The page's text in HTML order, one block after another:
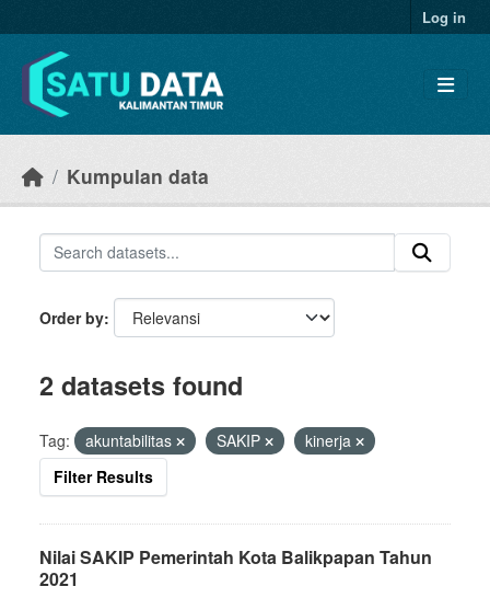
Log in
Kumpulan data
Order by
2 datasets found
Tag: akuntabilitas SAKIP
kinerja
Filter Results
Nilai SAKIP Pemerintah Kota Balikpapan Tahun
2021